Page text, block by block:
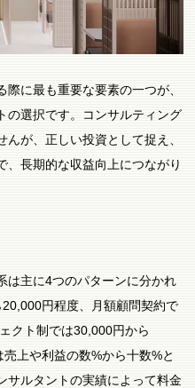
に最も重要な要素の一つが、
の選択です。コンサルティング
が、正しい投資として捉え、
、長期的な収益向上につながり
は主に4つのパターンに分かれ
円程度、月額顧問契約で
クト制では30,000円から
上や利益の数%から十数%と
サルタントの実績によって料金